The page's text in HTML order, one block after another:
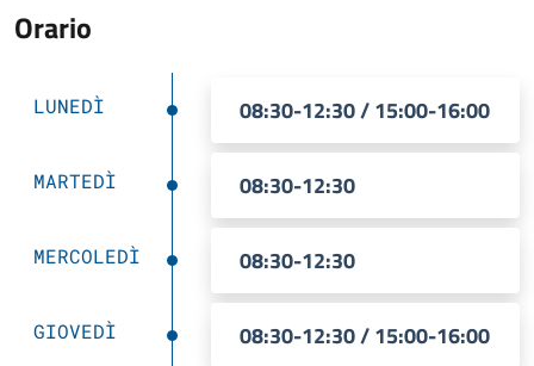
Orario
LUNEDÌ 08:30-12:30 / 15:00-16:00
MARTEDÌ 08:30-12:30
MERCOLEDÌ 08:30-12:30
GIOVEDÌ 08:30-12:30 / 15:00-16:00